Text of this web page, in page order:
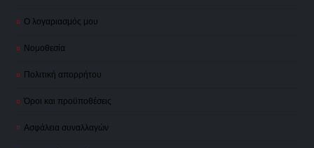
Ο λογαριασμός μου
Νομοθεσία
Πολιτική απορρήτου
Όροι και προϋποθέσεις
Ασφάλεια συναλλαγών